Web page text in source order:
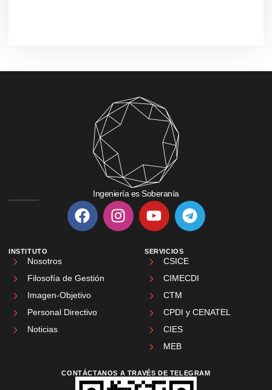
Ingeniería es Soberanía
INSTITUTO
Nosotros
Filosofía de Gestión
Imagen-Objetivo
Personal Directivo
Noticias
SERVICIOS
CSICE
CIMECDI
CTM
CPDI y CENATEL
CIES
MEB
CONTÁCTANOS A TRAVÉS DE TELEGRAM